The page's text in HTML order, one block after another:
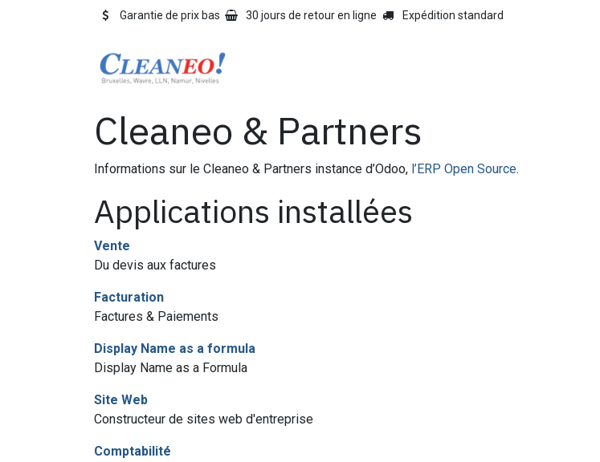
Se rendre au contenu Garantie de prix bas 30 jours de retour en ligne Expédition standard
Cleaneo & Partners
Informations sur le Cleaneo & Partners instance d’Odoo, l’ERP Open Source.
Applications installées
Vente
Du devis aux factures
Facturation
Factures & Paiements
Display Name as a formula
Display Name as a Formula
Site Web
Constructeur de sites web d'entreprise
Comptabilité